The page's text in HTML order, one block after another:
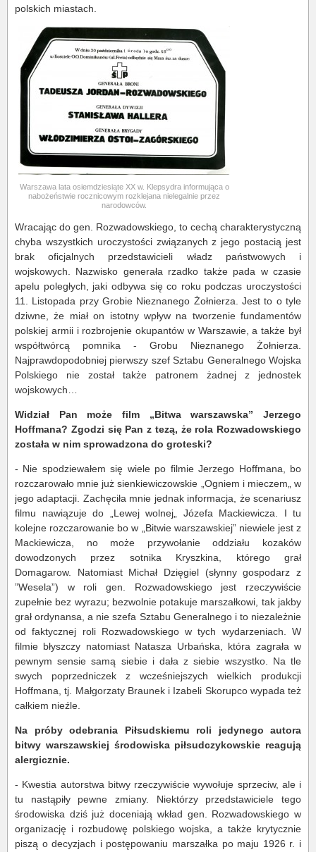
polskich miastach.
Warszawa lata osiemdziesiąte XX w. Klepsydra informująca o
nabożeństwie rocznicowym rozklejana nielegalnie przez
narodowców.
Wracając do gen. Rozwadowskiego, to cechą charakterystyczną
chyba wszystkich uroczystości związanych z jego postacią jest
brak oficjalnych przedstawicieli władz państwowych i
wojskowych. Nazwisko generała rzadko także pada w czasie
apelu poległych, jaki odbywa się co roku podczas uroczystości
11. Listopada przy Grobie Nieznanego Żołnierza. Jest to o tyle
dziwne, że miał on istotny wpływ na tworzenie fundamentów
polskiej armii i rozbrojenie okupantów w Warszawie, a także był
współtwórcą pomnika - Grobu Nieznanego Żołnierza.
Najprawdopodobniej pierwszy szef Sztabu Generalnego Wojska
Polskiego nie został także patronem żadnej z jednostek
wojskowych…
Widział Pan może film „Bitwa warszawska” Jerzego
Hoffmana? Zgodzi się Pan z tezą, że rola Rozwadowskiego
została w nim sprowadzona do groteski?
- Nie spodziewałem się wiele po filmie Jerzego Hoffmana, bo
rozczarowało mnie już sienkiewiczowskie „Ogniem i mieczem„ w
jego adaptacji. Zachęciła mnie jednak informacja, że scenariusz
filmu nawiązuje do „Lewej wolnej„ Józefa Mackiewicza. I tu
kolejne rozczarowanie bo w „Bitwie warszawskiej” niewiele jest z
Mackiewicza, no może przywołanie oddziału kozaków
dowodzonych przez sotnika Kryszkina, którego grał
Domagarow. Natomiast Michał Dzięgiel (słynny gospodarz z
”Wesela”) w roli gen. Rozwadowskiego jest rzeczywiście
zupełnie bez wyrazu; bezwolnie potakuje marszałkowi, tak jakby
grał ordynansa, a nie szefa Sztabu Generalnego i to niezależnie
od faktycznej roli Rozwadowskiego w tych wydarzeniach. W
filmie błyszczy natomiast Natasza Urbańska, która zagrała w
pewnym sensie samą siebie i dała z siebie wszystko. Na tle
swych poprzedniczek z wcześniejszych wielkich produkcji
Hoffmana, tj. Małgorzaty Braunek i Izabeli Skorupco wypada też
całkiem nieźle.
Na próby odebrania Piłsudskiemu roli jedynego autora
bitwy warszawskiej środowiska piłsudczykowskie reagują
alergicznie.
- Kwestia autorstwa bitwy rzeczywiście wywołuje sprzeciw, ale i
tu nastąpiły pewne zmiany. Niektórzy przedstawiciele tego
środowiska dziś już doceniają wkład gen. Rozwadowskiego w
organizację i rozbudowę polskiego wojska, a także krytycznie
piszą o decyzjach i postępowaniu marszałka po maju 1926 r. i